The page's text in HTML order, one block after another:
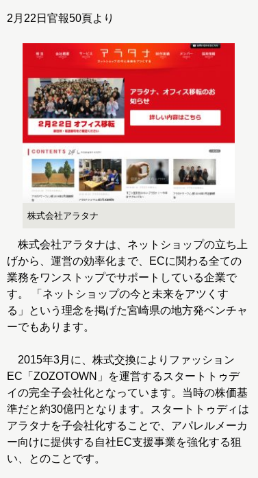
2月22日官報50頁より
株式会社アラタナ
株式会社アラタナは、ネットショップの立ち上
げから、運営の効率化まで、ECに関わる全ての
業務をワンストップでサポートしている企業で
す。 「ネットショップの今と未来をアツくす
る」という理念を掲げた宮崎県の地方発ベンチャ
ーでもあります。
2015年3月に、株式交換によりファッション
EC「ZOZOTOWN」を運営するスタートトゥデ
イの完全子会社化となっています。当時の株価基
準だと約30億円となります。スタートトゥディは
アラタナを子会社化することで、アパレルメーカ
ー向けに提供する自社EC支援事業を強化する狙
い、とのことです。